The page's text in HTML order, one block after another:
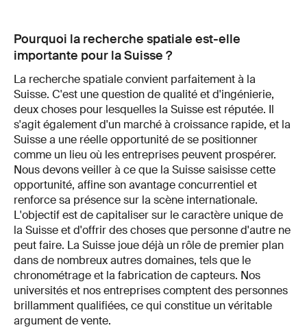
Pourquoi la recherche spatiale est-elle
importante pour la Suisse ?
La recherche spatiale convient parfaitement à la
Suisse. C'est une question de qualité et d'ingénierie,
deux choses pour lesquelles la Suisse est réputée. Il
s'agit également d'un marché à croissance rapide, et la
Suisse a une réelle opportunité de se positionner
comme un lieu où les entreprises peuvent prospérer.
Nous devons veiller à ce que la Suisse saisisse cette
opportunité, affine son avantage concurrentiel et
renforce sa présence sur la scène internationale.
L'objectif est de capitaliser sur le caractère unique de
la Suisse et d'offrir des choses que personne d'autre ne
peut faire. La Suisse joue déjà un rôle de premier plan
dans de nombreux autres domaines, tels que le
chronométrage et la fabrication de capteurs. Nos
universités et nos entreprises comptent des personnes
brillamment qualifiées, ce qui constitue un véritable
argument de vente.